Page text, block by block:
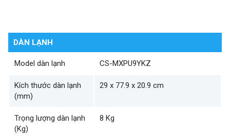
DÀN LẠNH
Model dàn lạnh CS-MXPU9YKZ
Kích thước dàn lạnh
(mm)
29 x 77.9 x 20.9 cm
Trọng lượng dàn lạnh
(Kg)
8 Kg